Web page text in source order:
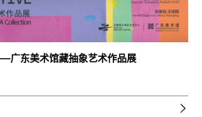
广东美术馆藏抽象艺术作品展